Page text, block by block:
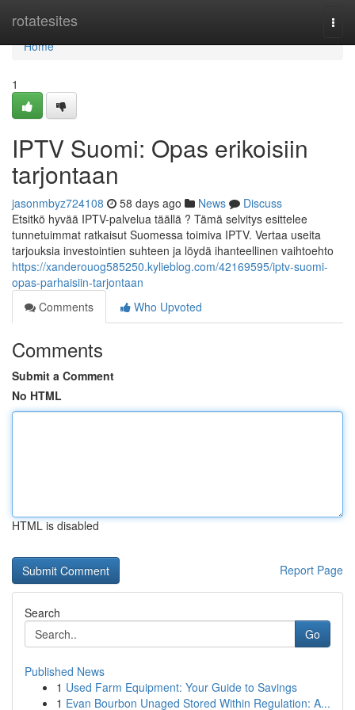
rotatesites
Home
Home
1
IPTV Suomi: Opas erikoisiin
tarjontaan
jasonmbyz724108 58 days ago News
Discuss
Etsitkö hyvää IPTV-palvelua täällä ? Tämä selvitys esittelee
tunnetuimmat ratkaisut Suomessa toimiva IPTV. Vertaa useita
tarjouksia investointien suhteen ja löydä ihanteellinen vaihtoehto
https://xanderouog585250.kylieblog.com/42169595/iptv-suomi-
opas-parhaisiin-tarjontaan
Comments
Who Upvoted
Comments
Submit a Comment
No HTML
HTML is disabled
Report Page
Search
Go
Published News
1 Used Farm Equipment: Your Guide to Savings
1 Evan Bourbon Unaged Stored Within Regulation: A...